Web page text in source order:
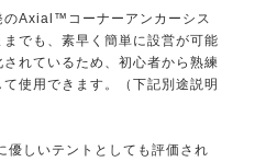
のAxial™コーナーアンカーシス
でも、素早く簡単に設営が可能
れているため、初心者から熟練
使用できます。（下記別途説明
しいテントとしても評価され